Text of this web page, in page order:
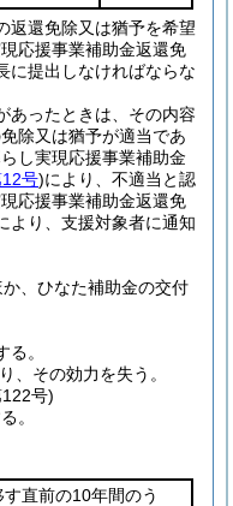
返還免除又は猶予を希望
応援事業補助金返還免
に提出しなければならな
あったときは、その内容
除又は猶予が適当であ
し実現応援事業補助金
号)により、不適当と認
応援事業補助金返還免
より、支援対象者に通知
、ひなた補助金の交付
。
、その効力を失う。
号)
。
直前の10年間のう